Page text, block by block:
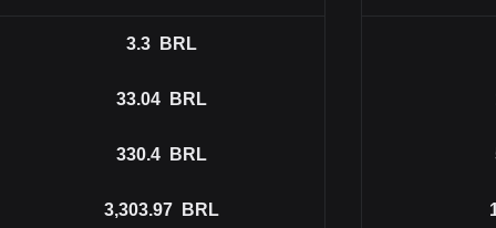
3.3 BRL
33.04 BRL
330.4 BRL
3,303.97 BRL